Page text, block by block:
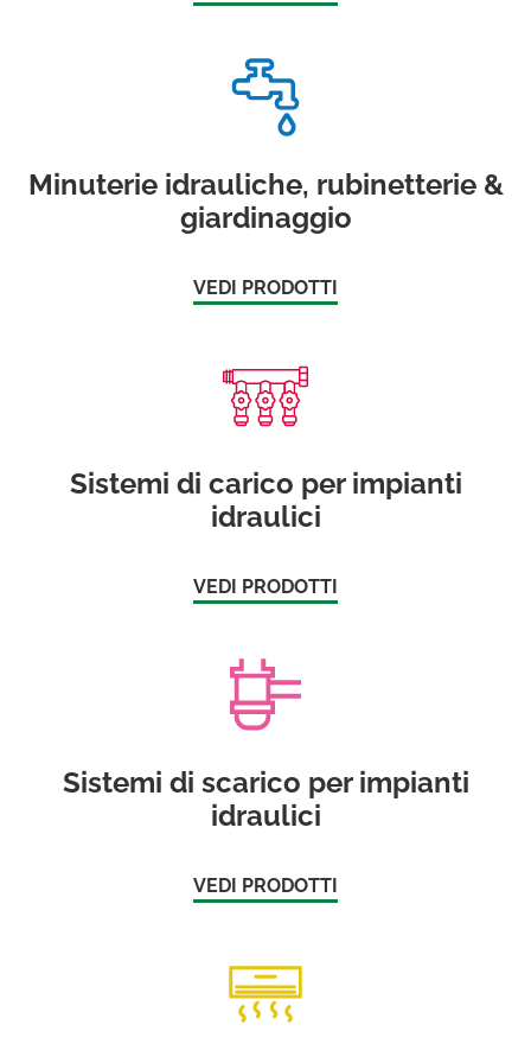
Minuterie idrauliche, rubinetterie &
giardinaggio
VEDI PRODOTTI
Sistemi di carico per impianti
idraulici
VEDI PRODOTTI
Sistemi di scarico per impianti
idraulici
VEDI PRODOTTI